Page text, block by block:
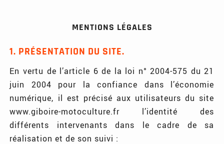
MENTIONS LÉGALES
1. PRÉSENTATION DU SITE.
En vertu de l’article 6 de la loi n° 2004-575 du 21
juin 2004 pour la confiance dans l’économie
numérique, il est précisé aux utilisateurs du site
www.giboire-motoculture.fr l’identité des
différents intervenants dans le cadre de sa
réalisation et de son suivi :